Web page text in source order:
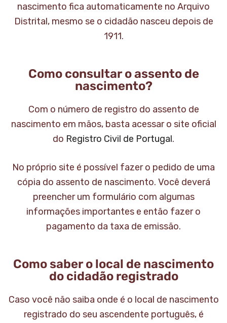
nascimento fica automaticamente no Arquivo
Distrital, mesmo se o cidadão nasceu depois de
1911.
Como consultar o assento de
nascimento?
Com o número de registro do assento de
nascimento em mãos, basta acessar o site oficial
do Registro Civil de Portugal.
No próprio site é possível fazer o pedido de uma
cópia do assento de nascimento. Você deverá
preencher um formulário com algumas
informações importantes e então fazer o
pagamento da taxa de emissão.
Como saber o local de nascimento
do cidadão registrado
Caso você não saiba onde é o local de nascimento
registrado do seu ascendente português, é